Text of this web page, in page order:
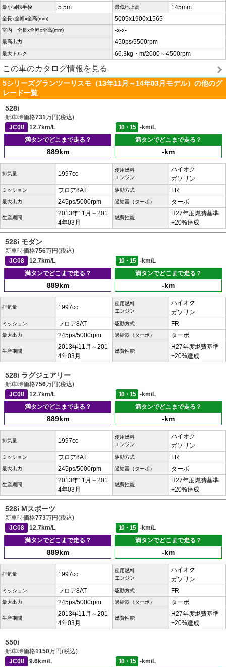
最小回転半径 5.5m 最低地上高 145mm
全長x全幅x全高(mm) 5005x1900x1565
室内 全長x全幅x全高(mm) -x-x-
最高出力 450ps/5500rpm
最大トルク 66.3kg・m/2000～4500rpm
この車のカタログ情報を見る
5シリーズグランツーリスモ（13年11月～14年03月モデル）の他のグ
レード一覧
528i
新車時価格731万円(税込)
JC08
12.7km/L 10・15
-km/L
満タンでどこまで走る？
889km
満タンでどこまで走る？
-km
排気量 1997cc
使用燃料
エンジン
ハイオク
ガソリン
ミッション フロア8AT 駆動方式 FR
最大出力 245ps/5000rpm 過給器（ターボ） ターボ
生産期間
2013年11月～201
4年03月
燃費性能
H27年度燃費基準
+20%達成
528i モダン
新車時価格756万円(税込)
JC08
12.7km/L 10・15
-km/L
満タンでどこまで走る？
889km
満タンでどこまで走る？
-km
排気量 1997cc
使用燃料
エンジン
ハイオク
ガソリン
ミッション フロア8AT 駆動方式 FR
最大出力 245ps/5000rpm 過給器（ターボ） ターボ
生産期間
2013年11月～201
4年03月
燃費性能
H27年度燃費基準
+20%達成
528i ラグジュアリー
新車時価格756万円(税込)
JC08
12.7km/L 10・15
-km/L
満タンでどこまで走る？
889km
満タンでどこまで走る？
-km
排気量 1997cc
使用燃料
エンジン
ハイオク
ガソリン
ミッション フロア8AT 駆動方式 FR
最大出力 245ps/5000rpm 過給器（ターボ） ターボ
生産期間
2013年11月～201
4年03月
燃費性能
H27年度燃費基準
+20%達成
528i Mスポーツ
新車時価格773万円(税込)
JC08
12.7km/L 10・15
-km/L
満タンでどこまで走る？
889km
満タンでどこまで走る？
-km
排気量 1997cc
使用燃料
エンジン
ハイオク
ガソリン
ミッション フロア8AT 駆動方式 FR
最大出力 245ps/5000rpm 過給器（ターボ） ターボ
生産期間
2013年11月～201
4年03月
燃費性能
H27年度燃費基準
+20%達成
550i
新車時価格1150万円(税込)
JC08
9.6km/L 10・15
-km/L